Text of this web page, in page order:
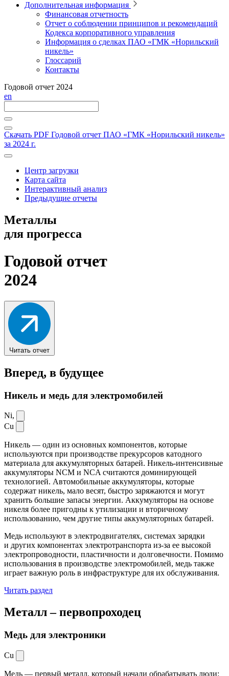
Дополнительная информация
Финансовая отчетность
Отчет о соблюдении принципов и рекомендаций
Кодекса корпоративного управления
Информация о сделках ПАО «ГМК «Норильский
никель»
Глоссарий
Контакты
Годовой отчет 2024
en
Скачать PDF Годовой отчет ПАО «ГМК «Норильский никель»
за 2024 г.
Центр загрузки
Карта сайта
Интерактивный анализ
Предыдущие отчеты
Металлы
для прогресса
Годовой отчет
2024
Читать отчет
Вперед, в будущее
Никель и медь для электромобилей
Ni,
Cu
Никель — один из основных компонентов, которые
используются при производстве прекурсоров катодного
материала для аккумуляторных батарей. Никель-интенсивные
аккумуляторы NCM и NCA считаются доминирующей
технологией. Автомобильные аккумуляторы, которые
содержат никель, мало весят, быстро заряжаются и могут
хранить большие запасы энергии. Аккумуляторы на основе
никеля более пригодны к утилизации и вторичному
использованию, чем другие типы аккумуляторных батарей.
Медь используют в электродвигателях, системах зарядки
и других компонентах электротранспорта из-за ее высокой
электропроводности, пластичности и долговечности. Помимо
использования в производстве электромобилей, медь также
играет важную роль в инфраструктуре для их обслуживания.
Читать раздел
Металл –первопроходец
Медь для электроники
Cu
Медь — первый металл, который начали обрабатывать люди: